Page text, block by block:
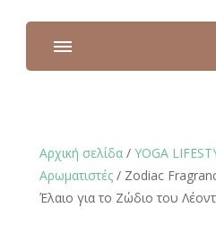
Αρχική σελίδα / YOGA
Αρωματιστές / Zodiac
Έλαιο για το Ζώδιο του